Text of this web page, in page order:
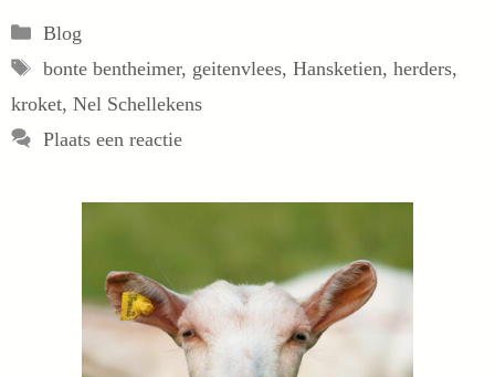
Categorieën
Blog
Tags
bonte bentheimer, geitenvlees, Hansketien, herders,
kroket, Nel Schellekens
Plaats een reactie